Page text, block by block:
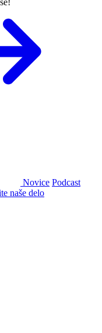
Novice Podcast
naše delo